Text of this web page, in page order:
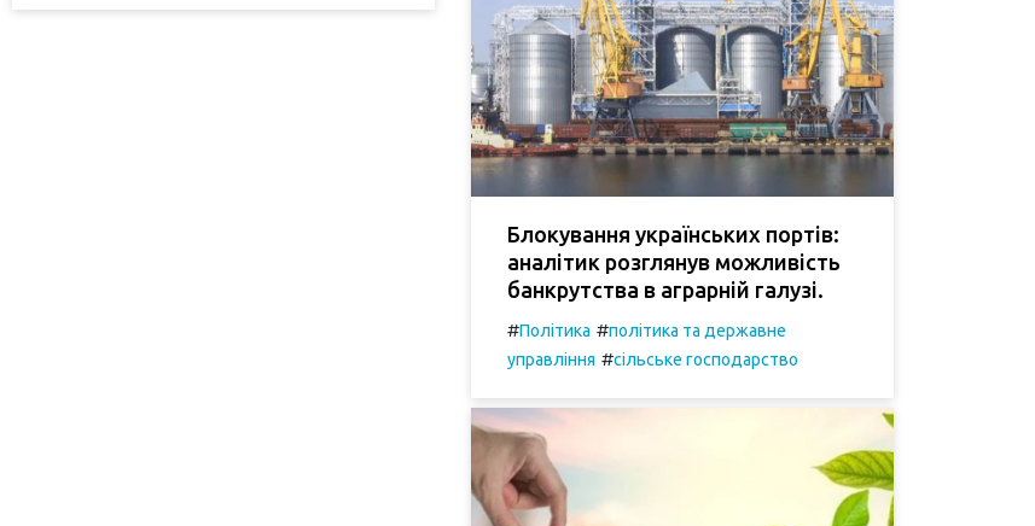
Блокування українських портів:
аналітик розглянув можливість
банкрутства в аграрній галузі.
#Політика #політика та державне
управління #сільське господарство